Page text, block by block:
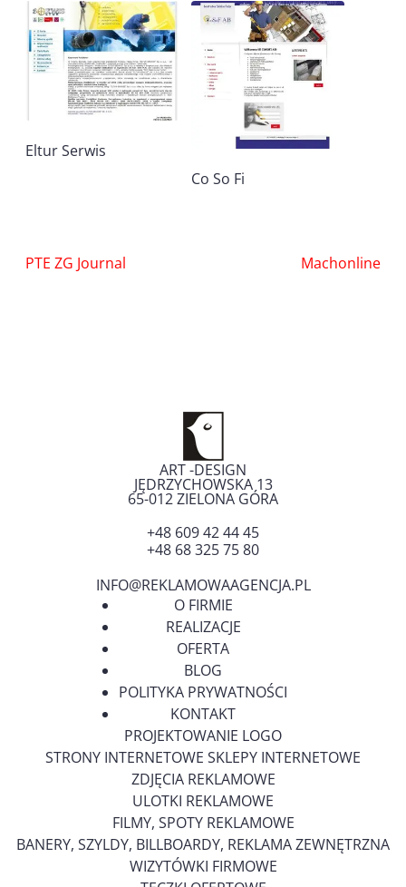
Eltur Serwis
Co So Fi
Nawigacja
PTE ZG Journal Machonline
ART -DESIGN
JĘDRZYCHOWSKA 13
65-012ZIELONA GÓRA
+48 609 42 44 45
+48 68 325 75 80
INFO@REKLAMOWAAGENCJA.PL
O FIRMIE
REALIZACJE
OFERTA
BLOG
POLITYKA PRYWATNOŚCI
KONTAKT
PROJEKTOWANIE LOGO
STRONY INTERNETOWE SKLEPY INTERNETOWE
ZDJĘCIA REKLAMOWE
ULOTKI REKLAMOWE
FILMY, SPOTY REKLAMOWE
BANERY, SZYLDY, BILLBOARDY, REKLAMA ZEWNĘTRZNA
WIZYTÓWKI FIRMOWE